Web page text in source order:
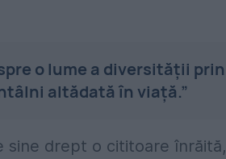
o lume a diversității prin
altădată în viață.”
sine drept o cititoare înrăită,